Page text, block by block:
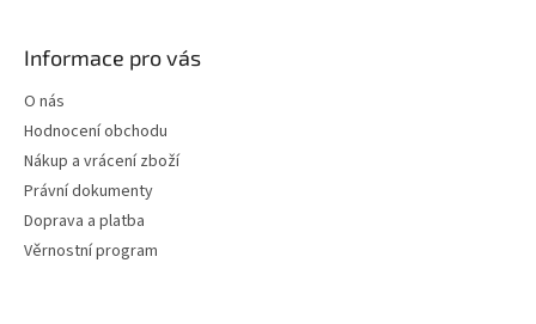
Informace pro vás
O nás
Hodnocení obchodu
Nákup a vrácení zboží
Právní dokumenty
Doprava a platba
Věrnostní program